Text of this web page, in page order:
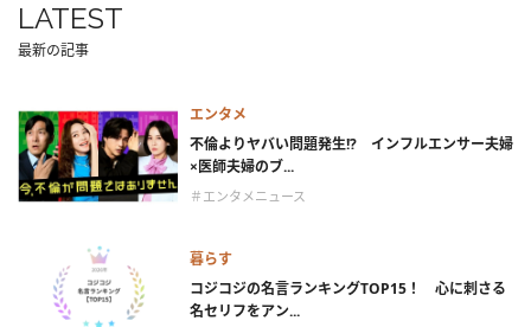
LATEST
最新の記事
エンタメ
不倫よりヤバい問題発生!? インフルエンサー夫婦
×医師夫婦のブ...
＃エンタメニュース
暮らす
コジコジの名言ランキングTOP15！ 心に刺さる
名セリフをアン...